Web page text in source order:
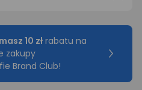
10 zł rabatu na
zakupy
Brand Club!